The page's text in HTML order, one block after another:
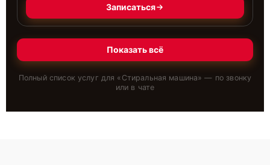
Записаться
Показать всё
Полный список услуг для « Стиральная машина» — по звонку
или в чате